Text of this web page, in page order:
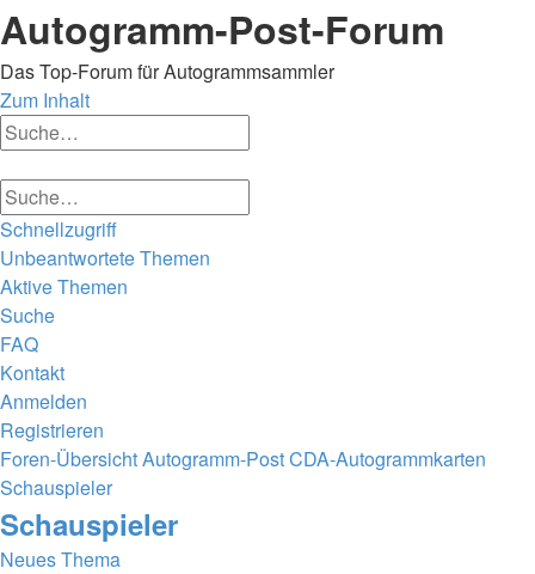
Autogramm-Post-Forum
Das Top-Forum für Autogrammsammler
Zum Inhalt
Schnellzugriff
Unbeantwortete Themen
Aktive Themen
Suche
FAQ
Kontakt
Anmelden
Registrieren
Foren-ÜbersichtAutogramm-PostCDA-Autogrammkarten
Schauspieler
Suche
Schauspieler
Neues Thema